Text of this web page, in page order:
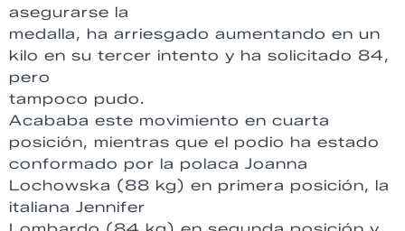
asegurarse la
medalla, ha arriesgado aumentando en un
kilo en su tercer intento y ha solicitado 84,
pero
tampoco pudo.
Acababa este movimiento en cuarta
posición, mientras que el podio ha estado
conformado por la polaca Joanna
Lochowska (88 kg) en primera posición, la
italiana Jennifer